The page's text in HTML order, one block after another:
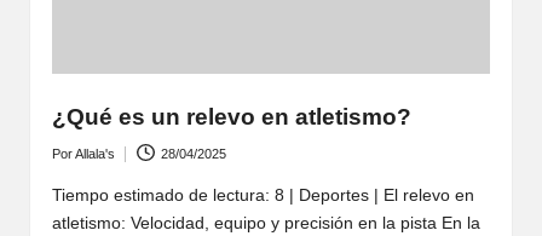
¿Qué es un relevo en atletismo?
por
PorAllala's 28/04/2025
Tiempo estimado de lectura: 8 | Deportes | El relevo en
atletismo: Velocidad, equipo y precisión en la pista En la